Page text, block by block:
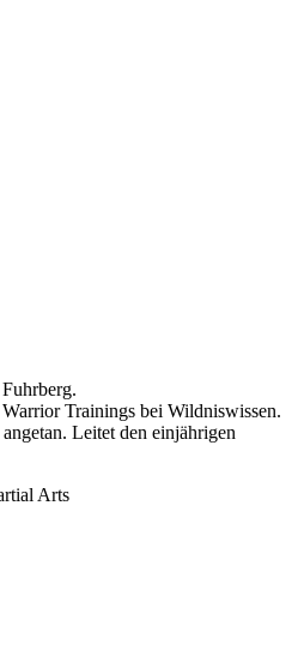
Trainings bei Wildniswissen.
Leitet den einjährigen
Arts